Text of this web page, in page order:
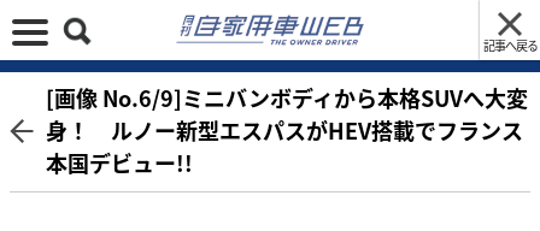
記事へ戻る
[画像 No.6/9]ミニバンボディから本格SUVへ大変
身！ ルノー新型エスパスがHEV搭載でフランス
本国デビュー!!